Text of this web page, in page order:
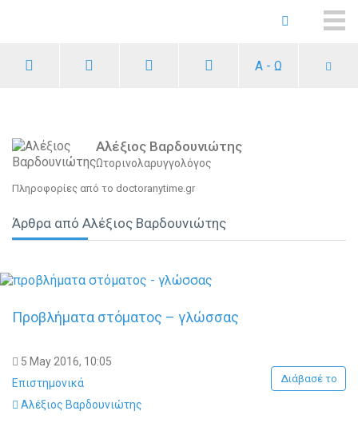
Α - Ω
Αλέξιος Βαρδουνιώτης
Ωτορινολαρυγγολόγος
Πληροφορίες από το doctoranytime.gr
Άρθρα από Αλέξιος Βαρδουνιώτης
Προβλήματα στόματος – γλώσσας
5 May 2016, 10:05
Επιστημονικά
Αλέξιος Βαρδουνιώτης
Διάβασέ το